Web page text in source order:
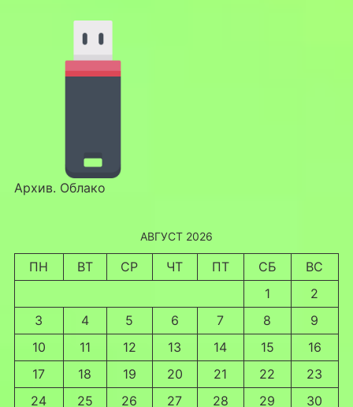
Архив. Облако
АВГУСТ 2026
ПН ВТ СР ЧТ ПТ СБ
ВС
1
2
3
4 5 6 7 8
9
10
11 12 13 14 15
16
17
18 19 20 21 22
23
24
25 26 27 28 29 30